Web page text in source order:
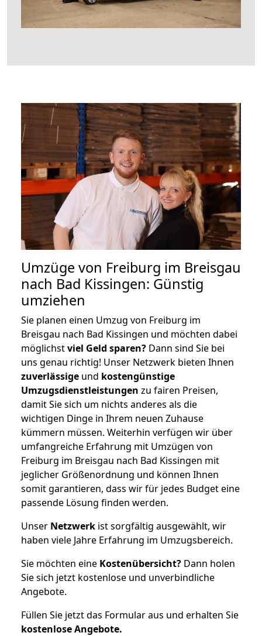
Umzüge von Freiburg im Breisgau
nach Bad Kissingen: Günstig
umziehen
Sie planen einen Umzug von Freiburg im
Breisgau nach Bad Kissingen und möchten dabei
möglichstviel Geld sparen? Dann sind Sie bei
uns genau richtig! Unser Netzwerk bieten Ihnen
zuverlässige und kostengünstige
Umzugsdienstleistungen zu fairen Preisen,
damit Sie sich um nichts anderes als die
wichtigen Dinge in Ihrem neuen Zuhause
kümmern müssen. Weiterhin verfügen wir über
umfangreiche Erfahrung mit Umzügen von
Freiburg im Breisgau nach Bad Kissingen mit
jeglicher Größenordnung und können Ihnen
somit garantieren, dass wir für jedes Budget eine
passende Lösung finden werden.
Unser Netzwerk ist sorgfältig ausgewählt, wir
haben viele Jahre Erfahrung im Umzugsbereich.
Sie möchten eine Kostenübersicht? Dann holen
Sie sich jetzt kostenlose und unverbindliche
Angebote.
Füllen Sie jetzt das Formular aus und erhalten Sie
kostenloseAngebote.